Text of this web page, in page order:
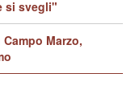
si svegli"
Marzo,